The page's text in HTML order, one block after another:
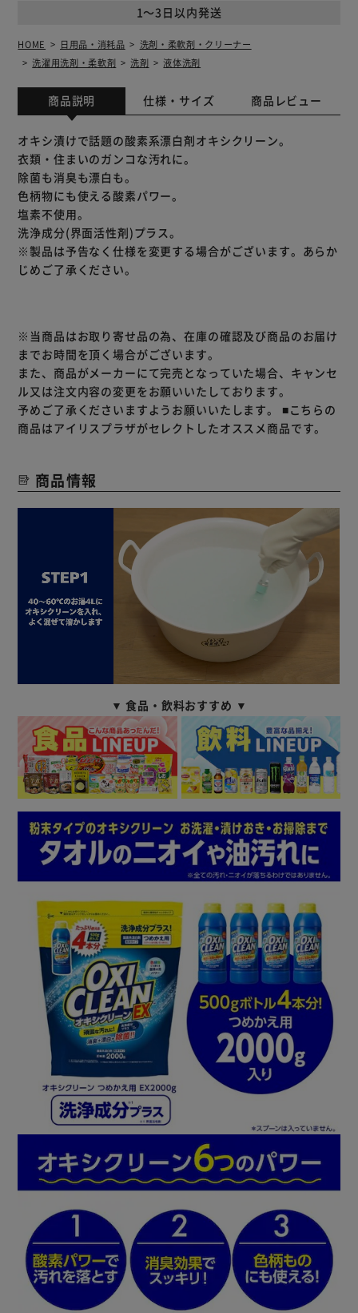
1～3日以内発送
HOME 日用品・消耗品
洗剤・柔軟剤・クリーナー
洗濯用洗剤・柔軟剤
洗剤 液体洗剤
商品説明 仕様・サイズ 商品レビュー
オキシ漬けで話題の酸素系漂白剤オキシクリーン。
衣類・住まいのガンコな汚れに。
除菌も消臭も漂白も。
色柄物にも使える酸素パワー。
塩素不使用。
洗浄成分(界面活性剤)プラス。
※製品は予告なく仕様を変更する場合がございます。あらか
じめご了承ください。
※当商品はお取り寄せ品の為、在庫の確認及び商品のお届け
までお時間を頂く場合がございます。
また、商品がメーカーにて完売となっていた場合、キャンセ
ル又は注文内容の変更をお願いいたしております。
予めご了承くださいますようお願いいたします。 ■こちらの
商品はアイリスプラザがセレクトしたオススメ商品です。
商品情報
▼ 食品・飲料おすすめ ▼